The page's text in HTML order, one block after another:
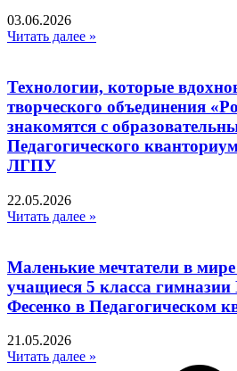
03.06.2026
Читать далее »
Технологии, которые
творческого объединения
знакомятся с
Педагогического
ЛГПУ
22.05.2026
Читать далее »
Маленькие мечтатели в
учащиеся 5 класса
Фесенко в Педагогическом
21.05.2026
Читать далее »